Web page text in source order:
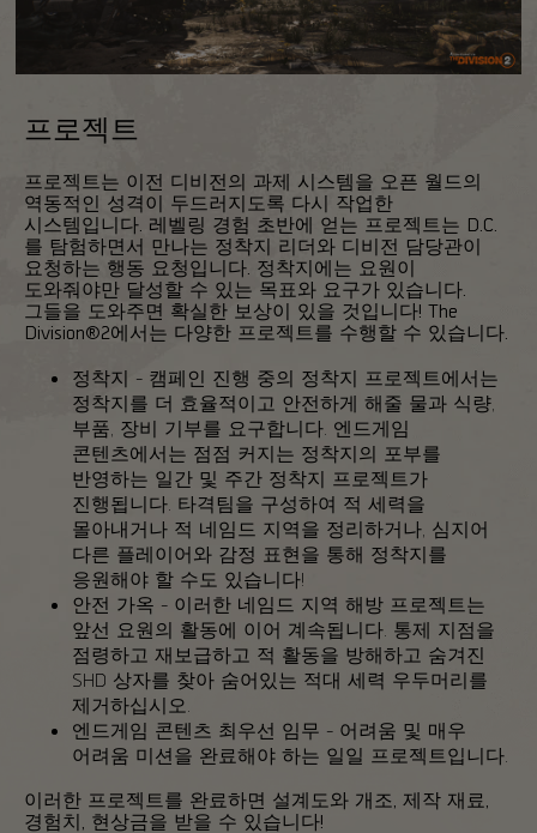
프로젝트
프로젝트는 이전 디비전의 과제 시스템을 오픈 월드의
역동적인 성격이 두드러지도록 다시 작업한
시스템입니다. 레벨링 경험 초반에 얻는 프로젝트는 D.C.
를 탐험하면서 만나는 정착지 리더와 디비전 담당관이
요청하는 행동 요청입니다. 정착지에는 요원이
도와줘야만 달성할 수 있는 목표와 요구가 있습니다.
그들을 도와주면 확실한 보상이 있을 것입니다! The
Division®2에서는 다양한 프로젝트를 수행할 수 있습니다.
정착지 - 캠페인 진행 중의 정착지 프로젝트에서는
정착지를 더 효율적이고 안전하게 해줄 물과 식량,
부품, 장비 기부를 요구합니다. 엔드게임
콘텐츠에서는 점점 커지는 정착지의 포부를
반영하는 일간 및 주간 정착지 프로젝트가
진행됩니다. 타격팀을 구성하여 적 세력을
몰아내거나 적 네임드 지역을 정리하거나, 심지어
다른 플레이어와 감정 표현을 통해 정착지를
응원해야 할 수도 있습니다!
안전 가옥 - 이러한 네임드 지역 해방 프로젝트는
앞선 요원의 활동에 이어 계속됩니다. 통제 지점을
점령하고 재보급하고 적 활동을 방해하고 숨겨진
SHD 상자를 찾아 숨어있는 적대 세력 우두머리를
제거하십시오.
엔드게임 콘텐츠 최우선 임무 - 어려움 및 매우
어려움 미션을 완료해야 하는 일일 프로젝트입니다.
이러한 프로젝트를 완료하면 설계도와 개조, 제작 재료,
경험치, 현상금을 받을 수 있습니다!